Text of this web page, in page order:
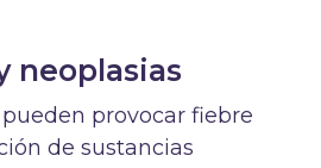
neoplasias
provocar fiebre
de sustancias